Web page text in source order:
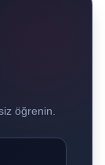
öğrenin.